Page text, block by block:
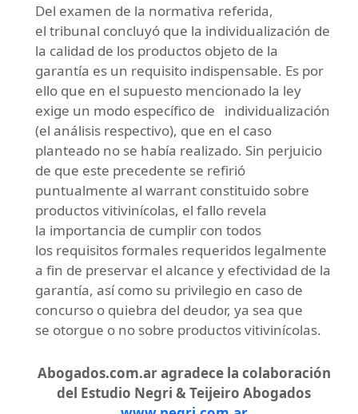
Del examen de la normativa referida,
el tribunal concluyó que la individualización de
la calidad de los productos objeto de la
garantía es un requisito indispensable. Es por
ello que en el supuesto mencionado la ley
exige un modo específico de individualización
(el análisis respectivo), que en el caso
planteado no se había realizado. Sin perjuicio
de que este precedente se refirió
puntualmente al warrant constituido sobre
productos vitivinícolas, el fallo revela
la importancia de cumplir con todos
los requisitos formales requeridos legalmente
a fin de preservar el alcance y efectividad de la
garantía, así como su privilegio en caso de
concurso o quiebra del deudor, ya sea que
se otorgue o no sobre productos vitivinícolas.
Abogados.com.ar agradece la colaboración
del Estudio Negri & Teijeiro Abogados